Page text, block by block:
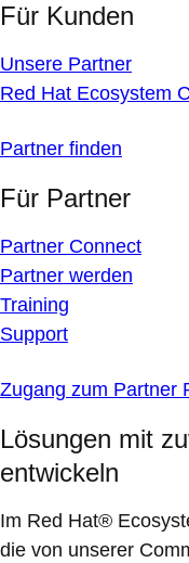
Für Kunden
Unsere Partner
Red Hat Ecosystem
Partner finden
Für Partner
Partner Connect
Partner werden
Training
Support
Zugang zum Partner
Lösungen mit
entwickeln
Im Red Hat®
die von unserer